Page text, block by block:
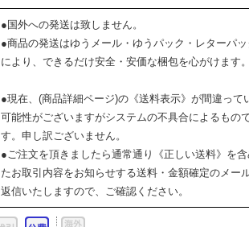
●国外への発送は致しません。
●商品の発送はゆうメール・ゆうパック・レターパッ
により、できるだけ安全・安価な梱包を心がけます。
●現在、(商品詳細ページ)の《送料表示》が間違って
可能性がございますがシステムの不具合によるもの
す。申し訳ございません。
●ご注文を頂きましたら通常通り《正しい送料》を含
たお取引内容をお知らせする送料・金額確定のメー
返信いたしますので、ご確認ください。